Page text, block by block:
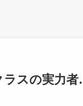
ラスの実力